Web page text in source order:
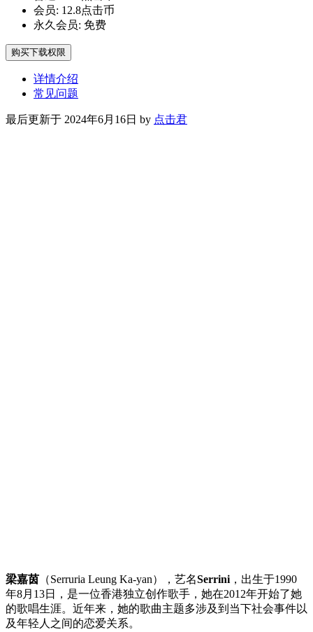
会员: 12.8点击币
永久会员: 免费
购买下载权限
详情介绍
常见问题
最后更新于 2024年6月16日 by 点击君
梁嘉茵 （Serruria Leung Ka-yan），艺名Serrini ，出生于1990
年8月13日，是一位香港独立创作歌手，她在2012年开始了她
的歌唱生涯。近年来，她的歌曲主题多涉及到当下社会事件以
及年轻人之间的恋爱关系。